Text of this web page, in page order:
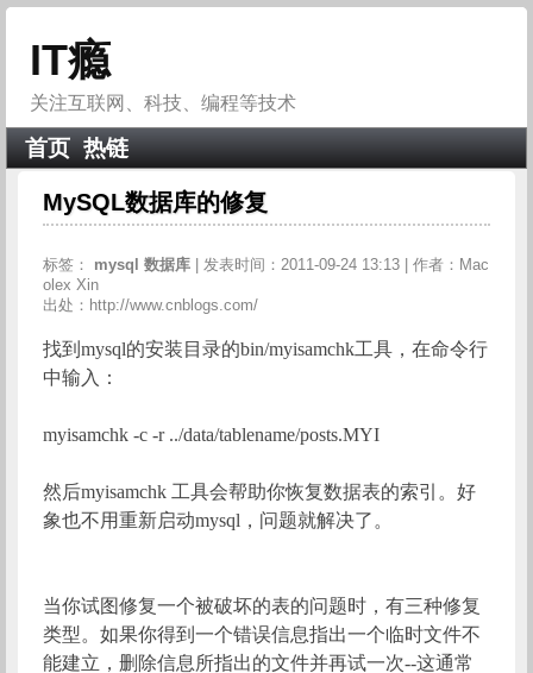
IT瘾
关注互联网、科技、编程等技术
首页 热链
MySQL数据库的修复
标签： mysql 数据库
| 发表时间：2011-09-24 13:13 | 作者：Mac
olex Xin
出处：http://www.cnblogs.com/
找到mysql的安装目录的bin/myisamchk工具，在命令行
中输入：
myisamchk -c -r ../data/tablename/posts.MYI
然后myisamchk 工具会帮助你恢复数据表的索引。好
象也不用重新启动mysql，问题就解决了。
当你试图修复一个被破坏的表的问题时，有三种修复
类型。如果你得到一个错误信息指出一个临时文件不
能建立，删除信息所指出的文件并再试一次--这通常